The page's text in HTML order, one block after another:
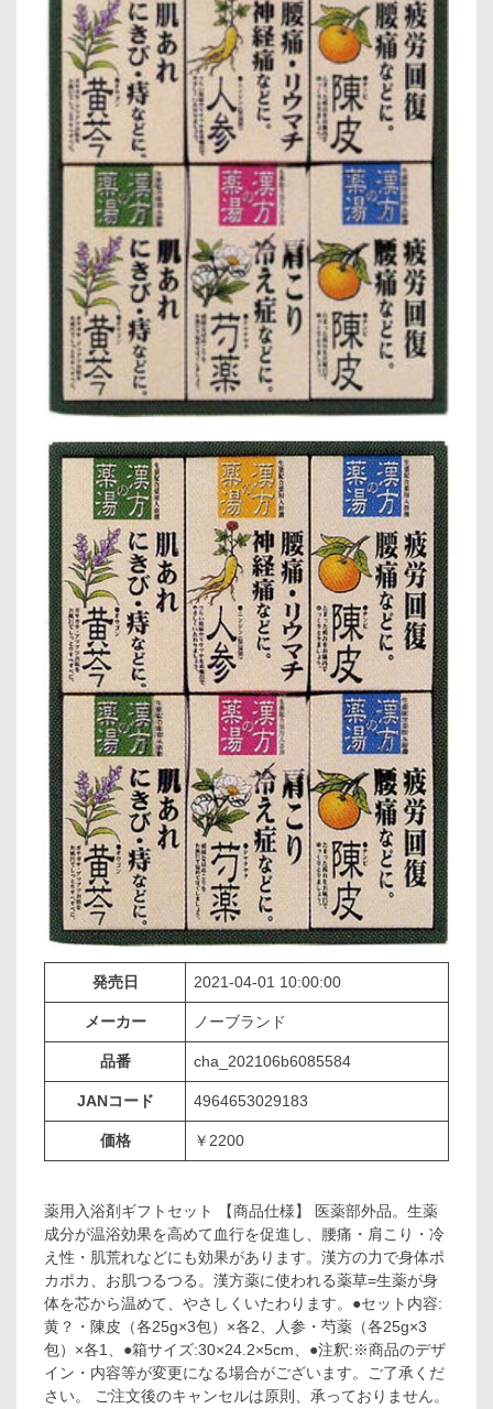
発売日 2021-04-01 10:00:00
メーカー ノーブランド
品番 cha_202106b6085584
JANコード 4964653029183
価格 ￥2200
薬用入浴剤ギフトセット 【商品仕様】 医薬部外品。生薬
成分が温浴効果を高めて血行を促進し、腰痛・肩こり・冷
え性・肌荒れなどにも効果があります。漢方の力で身体ポ
カポカ、お肌つるつる。漢方薬に使われる薬草=生薬が身
体を芯から温めて、やさしくいたわります。●セット内容:
黄？・陳皮（各25g×3包）×各2、人参・芍薬（各25g×3
包）×各1、●箱サイズ:30×24.2×5cm、●注釈:※商品のデザ
イン・内容等が変更になる場合がございます。ご了承くだ
さい。 ご注文後のキャンセルは原則、承っておりません。